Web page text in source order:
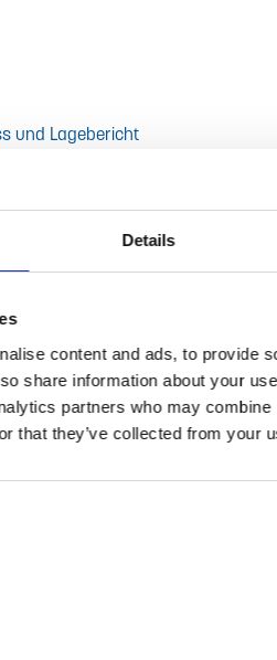
Details
content and ads, to provide
share information about your
partners who may
that they’ve collected from your
und Lagebericht
und Lagebericht
und Konzernlagebericht